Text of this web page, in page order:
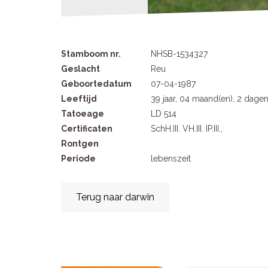
Stamboom nr.
NHSB-1534327
Geslacht
Reu
Geboortedatum
07-04-1987
Leeftijd
39 jaar, 04 maand(en), 2 dagen
Tatoeage
LD 514
Certificaten
SchH.III. VH.III. IP.III.,
Rontgen
Periode
lebenszeit
Terug naar darwin